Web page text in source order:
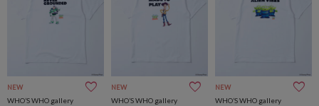
NEW
WHO’S WHO gallery
NEW
WHO’S WHO gallery
NEW
WHO’S WHO gallery